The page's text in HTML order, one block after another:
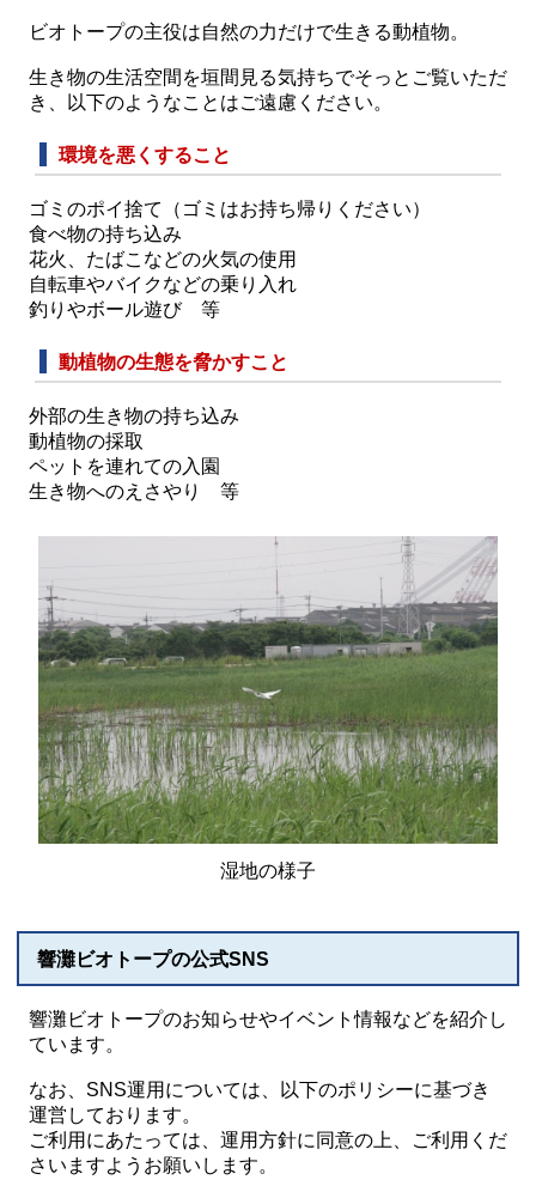
ビオトープの主役は自然の力だけで生きる動植物。
生き物の生活空間を垣間見る気持ちでそっとご覧いただ
き、以下のようなことはご遠慮ください。
環境を悪くすること
ゴミのポイ捨て（ゴミはお持ち帰りください）
食べ物の持ち込み
花火、たばこなどの火気の使用
自転車やバイクなどの乗り入れ
釣りやボール遊び 等
動植物の生態を脅かすこと
外部の生き物の持ち込み
動植物の採取
ペットを連れての入園
生き物へのえさやり 等
湿地の様子
響灘ビオトープの公式SNS
響灘ビオトープのお知らせやイベント情報などを紹介し
ています。
なお、SNS運用については、以下のポリシーに基づき
運営しております。
ご利用にあたっては、運用方針に同意の上、ご利用くだ
さいますようお願いします。